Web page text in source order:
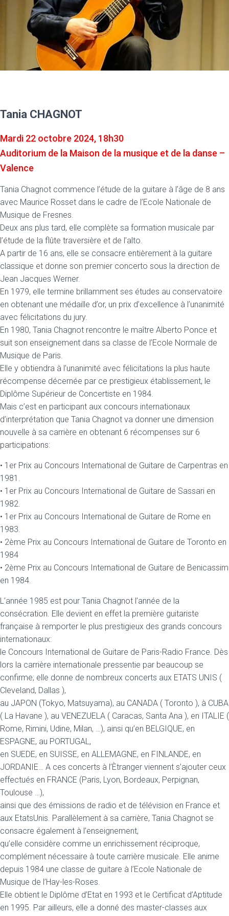
Tania CHAGNOT
Mardi 22 octobre 2024, 18h30
Auditorium de la Maison de la musique et de la danse –
Valence
Tania Chagnot commence l’étude de la guitare à l’âge de 8 ans
avec Maurice Rosset dans le cadre de l’Ecole Nationale de
Musique de Fresnes.
Deux ans plus tard, elle complète sa formation musicale par
l’étude de la flûte traversière et de l’alto.
A partir de 16 ans, elle se consacre entièrement à la guitare
classique et donne son premier concerto sous la direction de
Jean Jacques Werner.
En 1979, elle termine brillamment ses études au conservatoire
en obtenant une médaille d’or, un prix d’excellence à l’unanimité
avec félicitations du jury.
En 1980, Tania Chagnot rencontre le maître Alberto Ponce et
suit son enseignement dans sa classe de l’Ecole Normale de
Musique de Paris.
Elle y obtiendra à l’unanimité avec félicitations la plus haute
récompense décernée par ce prestigieux établissement, le
Diplôme Supérieur de Concertiste en 1984.
Mais c’est en participant aux concours internationaux
d’interprétation que Tania Chagnot va donner une dimension
nouvelle à sa carrière en obtenant 6 récompenses sur 6
participations:
• 1er Prix au Concours International de Guitare de Carpentras en
1981.
• 1er Prix au Concours International de Guitare de Sassari en
1982.
• 1er Prix au Concours International de Guitare de Rome en
1983.
• 2ème Prix au Concours International de Guitare de Toronto en
1984
• 2ème Prix au Concours International de Guitare de Benicassim
en 1984.
L’année 1985 est pour Tania Chagnot l’année de la
consécration. Elle devient en effet la première guitariste
française à remporter le plus prestigieux des grands concours
internationaux:
le Concours International de Guitare de Paris-Radio France. Dès
lors la carrière internationale pressentie par beaucoup se
confirme; elle donne de nombreux concerts aux ETATS UNIS (
Cleveland, Dallas ),
au JAPON (Tokyo, Matsuyama), au CANADA ( Toronto ), à CUBA
( La Havane ), au VENEZUELA ( Caracas, Santa Ana ), en ITALIE (
Rome, Rimini, Udine, Milan, …), ainsi qu’en BELGIQUE, en
ESPAGNE, au PORTUGAL,
en SUEDE, en SUISSE, en ALLEMAGNE, en FINLANDE, en
JORDANIE… A ces concerts à l’Ètranger viennent s’ajouter ceux
effectués en FRANCE (Paris, Lyon, Bordeaux, Perpignan,
Toulouse …),
ainsi que des émissions de radio et de télévision en France et
aux EtatsUnis. Parallèlement à sa carrière, Tania Chagnot se
consacre également à l’enseignement,
qu’elle considère comme un enrichissement réciproque,
complément nécessaire à toute carrière musicale. Elle anime
depuis 1984 une classe de guitare à l’Ecole Nationale de
Musique de l’Hay-les-Roses.
Elle obtient le Diplôme d’Etat en 1993 et le Certificat d’Aptitude
en 1995. Par ailleurs, elle a donné des master-classes aux